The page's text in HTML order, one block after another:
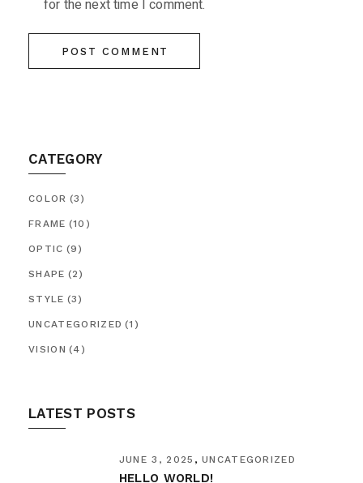
for the next time I comment.
POST COMMENT
CATEGORY
COLOR (3)
FRAME (10)
OPTIC (9)
SHAPE (2)
STYLE (3)
UNCATEGORIZED (1)
VISION (4)
LATEST POSTS
JUNE 3, 2025 UNCATEGORIZED
HELLO WORLD!